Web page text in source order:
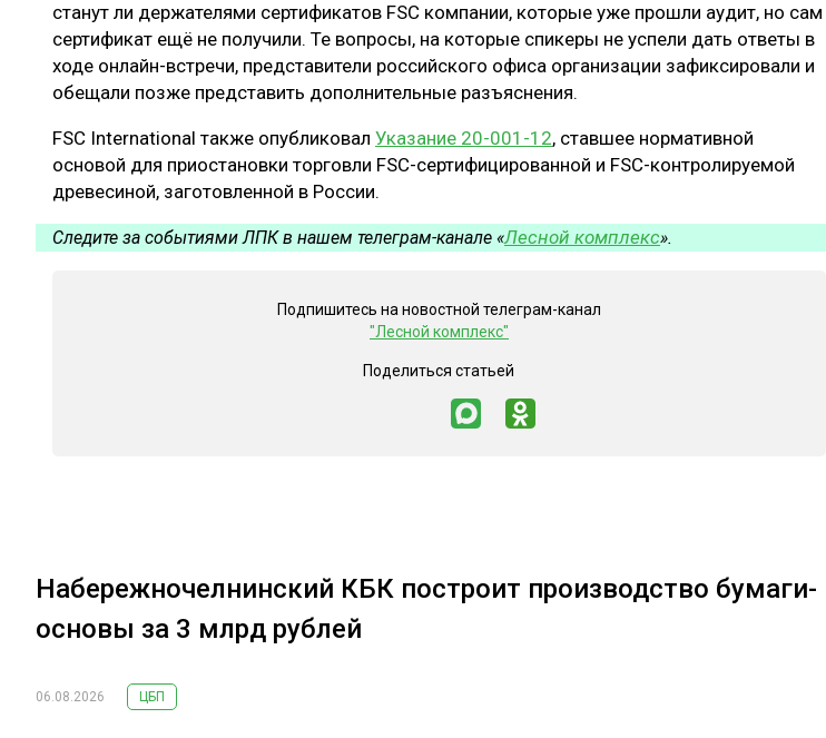
станут ли держателями сертификатов FSC компании, которые уже прошли аудит, но сам
сертификат ещё не получили. Те вопросы, на которые спикеры не успели дать ответы в
ходе онлайн-встречи, представители российского офиса организации зафиксировали и
обещали позже представить дополнительные разъяснения.
FSC International также опубликовал Указание 20-001-12, ставшее нормативной
основой для приостановки торговли FSC-сертифицированной и FSC-контролируемой
древесиной, заготовленной в России.
Следите за событиями ЛПК в нашем телеграм-канале «Лесной комплекс».
Подпишитесь на новостной телеграм-канал
"Лесной комплекс"
Поделиться статьей
Набережночелнинский КБК построит производство бумаги-
основы за 3 млрд рублей
06.08.2026 ЦБП